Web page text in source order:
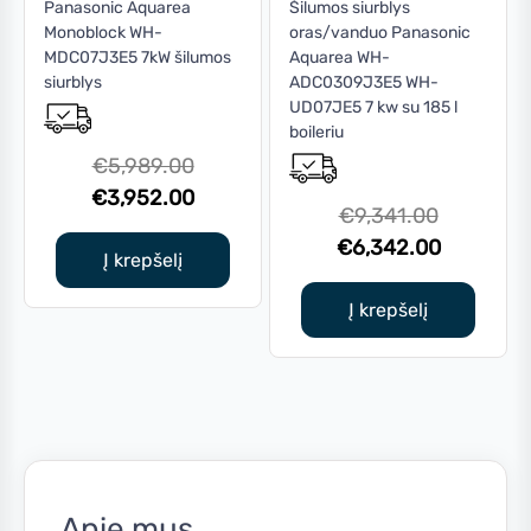
Panasonic Aquarea
Monoblock WH-
MDC07J3E5 7kW šilumos
siurblys
€5,989.00Original
price
was:
€3,952.00Current
price
€3,952.00.
Į krepšelį
Šilumos siurblys
oras/vanduo Panasonic
Aquarea WH-
ADC0309J3E5 WH-
UD07JE5 7 kw su 185 l
boileriu
€9,341.00Original
price
was:
€6,342.00Current
price
Į krepšelį